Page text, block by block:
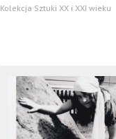
Kolekcja Sztuki XX i XXI wieku